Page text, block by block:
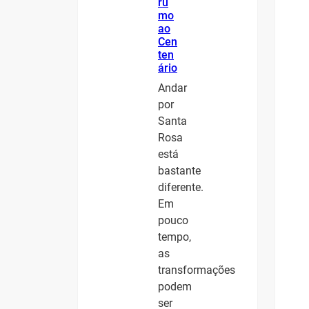
ru
mo
ao
Cen
ten
ário
Andar
por
Santa
Rosa
está
bastante
diferente.
Em
pouco
tempo,
as
transformações
podem
ser